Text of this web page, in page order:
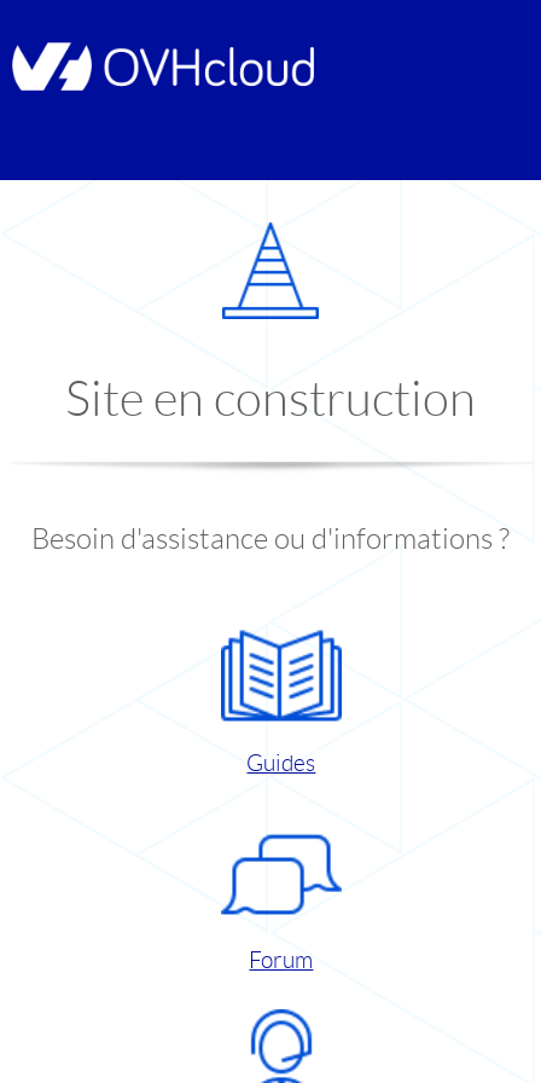
Site en construction
Besoin d'assistance ou d'informations ?
Guides
Forum